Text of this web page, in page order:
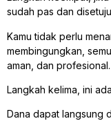
sudah pas dan
Kamu tidak perlu
membingungkan,
aman, dan profesional.
Langkah kelima, ini
Dana dapat langsung